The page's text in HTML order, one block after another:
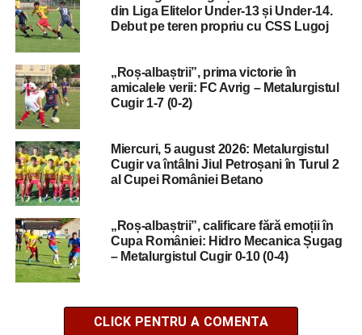
din Liga Elitelor Under-13 și Under-14.
Debut pe teren propriu cu CSS Lugoj
„Roș-albaștrii”, prima victorie în
amicalele verii: FC Avrig – Metalurgistul
Cugir 1-7 (0-2)
Miercuri, 5 august 2026: Metalurgistul
Cugir va întâlni Jiul Petroșani în Turul 2
al Cupei României Betano
„Roș-albaștrii”, calificare fără emoții în
Cupa României: Hidro Mecanica Șugag
– Metalurgistul Cugir 0-10 (0-4)
CLICK PENTRU A COMENTA